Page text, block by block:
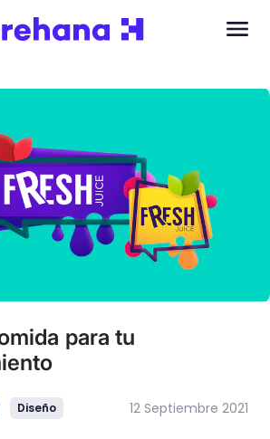
para tu
Diseño 12 Septiembre 2021